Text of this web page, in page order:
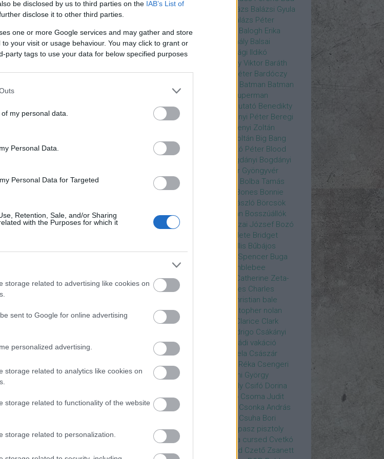
be disclosed by us to third parties on the IAB’s List of
disclose it to other third parties.
one or more Google services and may gather and store
your visit or usage behaviour. You may click to grant or
party tags to use your data for below specified purposes
my personal data.
Personal Data.
Personal Data for Targeted
Retention, Sale, and/or Sharing
with the Purposes for which it
storage related to advertising like cookies on
sent to Google for online advertising
personalized advertising.
storage related to analytics like cookies on
storage related to functionality of the website
storage related to personalization.
Boys Bajos csajok Balázs Balázsi Gyula
Balázs Péter
Baldurs Gate 3
Balogh Erika
Balogh Mix Stúdió
Balog Mihály Balsai
Mónika Bánfalvi Eszter
Bánsági Ildikó
Baradlay Viktor Baráth
István Barát Attia Barbinek Péter Bardóczy
Batman Batman
Superman ellen
Batman v Superman
Beetlejuice
bemutató Benedikty
Marcell
Benkő Péter Bercsényi Péter Beregi
Berzsenyi Zoltán
Bezerédi Zoltán Big Bang
Media Kft.
Blake Lively Blaskó Péter Blood
Bogdányi Bogdányi
Bognár Gyöngyvér
Bognár Tamás
Bolba Tamás
Boldog Gábor
Bones Bonnie
Borbély László Börcsök
Enikő Boros Zoltán Bor Zoltán Bosszúállók
Botár Endre
Bozai József Bozó
Brian élete Bridget
Bruce Willis Bűbájos
Bud Spencer Buga
bukott birodalom
Bumblebee
Cameron Diaz
Catherine Zeta-
Jones CD Projekt Red Charles Charles
christian bale
Christopher Eccleston
christopher nolan
Chris Hemsworth
Clarice Clark
Crespo Rodrigo Csákányi
Eszter Csákányi László
Családi vakáció
Csankó Zoltán
Császár Angela Császár
Róbert Cseke Péter Csellár Réka Csengeri
Attila
Csere Ágnes
Cserhalmi György
Csiby Gergely Csifó Dorina
Csillagok Háborúja
Csodanő Csoma Judit
Csomós Mari
Csonka András
Csuha Bori
Csuha Lajos
Csupasz pisztoly
Csurka László
Csűrös Karola cursed Cvetkó
Czető Roland Czető Zsanett